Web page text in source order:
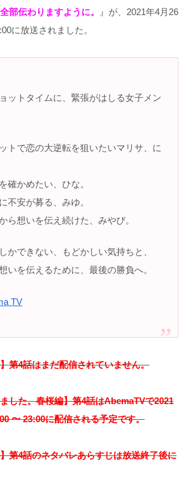
部伝わりますように。
』が、2021年4月26
に放送されました。
ットタイムに、緊張がはしる女子メン
トで恋の大逆転を狙いたいマリサ、に
確かめたい、ひな。
不安が募る、みゆ。
ら想いを伝え続けた、みやび。
かできない、もどかしい気持ちと、
いを伝えるために、最後の勝負へ。
TV
第4話はまだ配信されていません。
した。春桜編】第4話はAbemaTVで2021
〜 23:00に配信される予定です。
第4話のネタバレあらすじは放送終了後に